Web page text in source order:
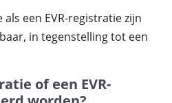
een EVR-registratie zijn
in tegenstelling tot een
of een EVR-